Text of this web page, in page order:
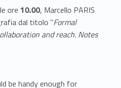
ore 10.00, Marcello PARIS
dal titolo "Formal
and reach. Notes
be handy enough for